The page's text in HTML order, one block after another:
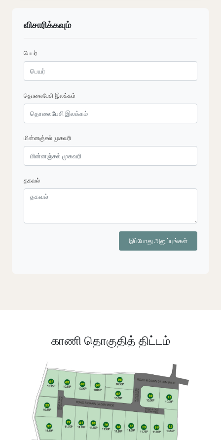
விசாரிக்கவும்
பெயர்
தொலைபேசி இலக்கம்
மின்னஞ்சல் முகவரி
தகவல்
இப்போது அனுப்புங்கள்
காணி தொகுதித் திட்டம்